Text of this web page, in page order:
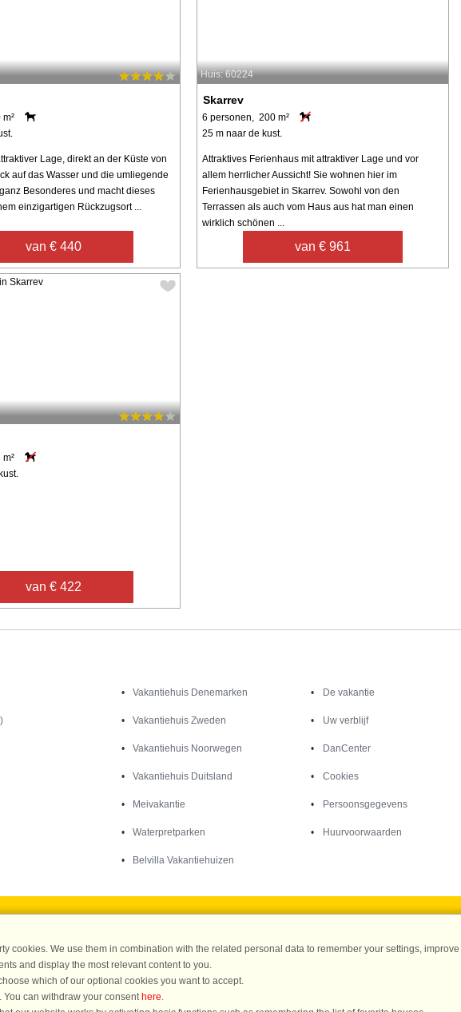
Lage, direkt an der Küste von
auf das Wasser und die umliegende
Besonderes und macht dieses
einzigartigen Rückzugsort ...
van € 440
Huis: 60224
Skarrev
6 personen, 200 m²
25 m naar de kust.
Attraktives Ferienhaus mit attraktiver Lage und vor
allem herrlicher Aussicht! Sie wohnen hier im
Ferienhausgebiet in Skarrev. Sowohl von den
Terrassen als auch vom Haus aus hat man einen
wirklich schönen ...
van € 961
van € 422
Vakantiehuis Denemarken
Vakantiehuis Zweden
Vakantiehuis Noorwegen
Vakantiehuis Duitsland
Meivakantie
Waterpretparken
Belvilla Vakantiehuizen
De vakantie
Uw verblijf
DanCenter
Cookies
Persoonsgegevens
Huurvoorwaarden
DanCenter A/S - Kronprinsensgade 3, 2. - 1114 København K -
Tel.: +45 70 13 00 00 - Fax.: +45 70 13 70 70 - CVR: 67324013
Danske Bank Copenhagen - IBAN: DK35 3000 4073 0424 53 - BIC/Swift Code
cookies. We use them in combination with the related personal data to remember your settings,
and display the most relevant content to you.
which of our optional cookies you want to accept.
. You can withdraw your consent here.